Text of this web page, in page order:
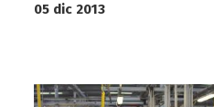
05 dic 2013